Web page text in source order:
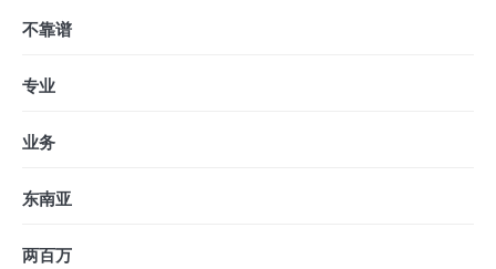
不靠谱
专业
业务
东南亚
两百万